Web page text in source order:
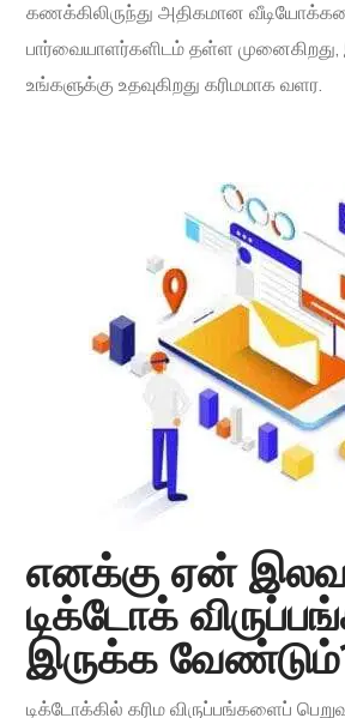
கணக்கிலிருந்து அதிகமான
பார்வையாளர்களிடம் தள்ள
உங்களுக்கு உதவுகிறது கரிமமாக வளர.
எனக்கு ஏன்
டிக்டோக்
இருக்க
டிக்டோக்கில் கரிம விருப்பங்களைப்